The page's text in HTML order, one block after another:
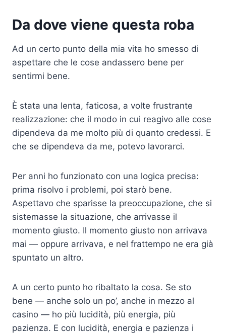
Da dove viene questa roba
Ad un certo punto della mia vita ho smesso di
aspettare che le cose andassero bene per
sentirmi bene.
È stata una lenta, faticosa, a volte frustrante
realizzazione: che il modo in cui reagivo alle cose
dipendeva da me molto più di quanto credessi. E
che se dipendeva da me, potevo lavorarci.
Per anni ho funzionato con una logica precisa:
prima risolvo i problemi, poi starò bene.
Aspettavo che sparisse la preoccupazione, che si
sistemasse la situazione, che arrivasse il
momento giusto. Il momento giusto non arrivava
mai — oppure arrivava, e nel frattempo ne era già
spuntato un altro.
A un certo punto ho ribaltato la cosa. Se sto
bene — anche solo un po’, anche in mezzo al
casino — ho più lucidità, più energia, più
pazienza. E con lucidità, energia e pazienza i